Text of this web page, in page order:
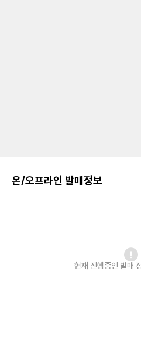
온/오프라인 발매정보
현재 진행중인 발매